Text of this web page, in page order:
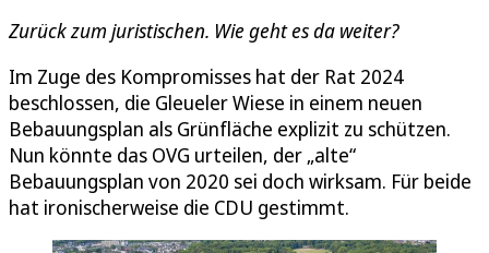
Zurück zum juristischen. Wie geht es da weiter?
Im Zuge des Kompromisses hat der Rat 2024
beschlossen, die Gleueler Wiese in einem neuen
Bebauungsplan als Grünfläche explizit zu schützen.
Nun könnte das OVG urteilen, der „alte“
Bebauungsplan von 2020 sei doch wirksam. Für beide
hat ironischerweise die CDU gestimmt.